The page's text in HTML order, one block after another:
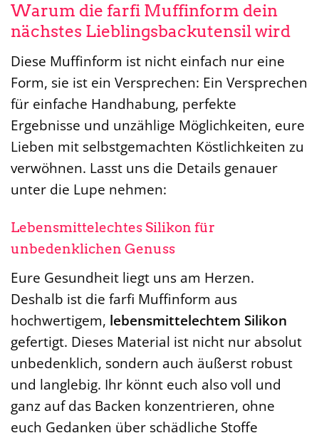
Warum die farfi Muffinform dein
nächstes Lieblingsbackutensil wird
Diese Muffinform ist nicht einfach nur eine
Form, sie ist ein Versprechen: Ein Versprechen
für einfache Handhabung, perfekte
Ergebnisse und unzählige Möglichkeiten, eure
Lieben mit selbstgemachten Köstlichkeiten zu
verwöhnen. Lasst uns die Details genauer
unter die Lupe nehmen:
Lebensmittelechtes Silikon für
unbedenklichen Genuss
Eure Gesundheit liegt uns am Herzen.
Deshalb ist die farfi Muffinform aus
hochwertigem, lebensmittelechtem Silikon
gefertigt. Dieses Material ist nicht nur absolut
unbedenklich, sondern auch äußerst robust
und langlebig. Ihr könnt euch also voll und
ganz auf das Backen konzentrieren, ohne
euch Gedanken über schädliche Stoffe